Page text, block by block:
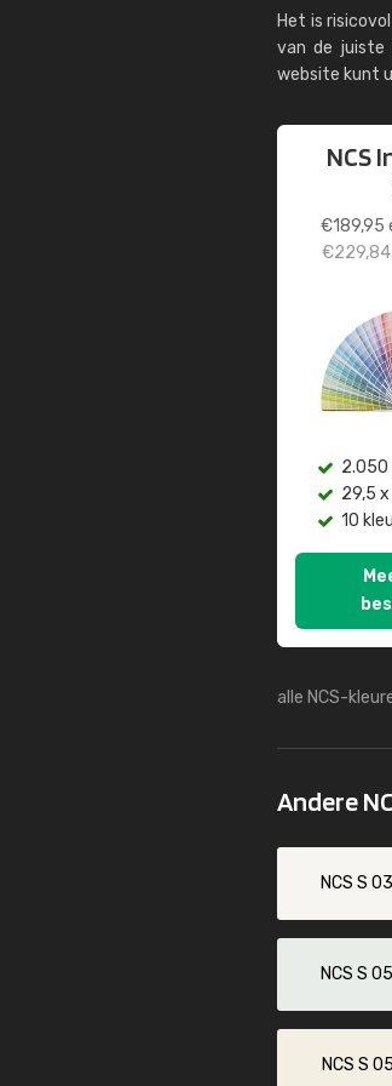
Het is
van de juiste
website kunt
NCS
€189,95
€229,84
2.050
29,5
10
alle NCS-
Andere
NCS S
NCS S
NCS S